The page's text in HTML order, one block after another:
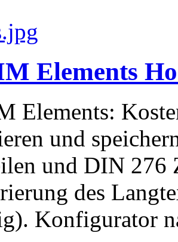
Elements
Elements:
und
und DIN
des
Konfigurator